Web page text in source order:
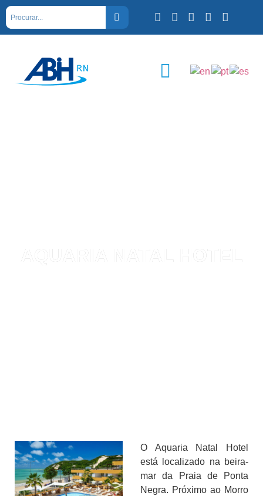
O Aquaria Natal Hotel
está localizado na beira-
mar da Praia de Ponta
Negra. Próximo ao Morro